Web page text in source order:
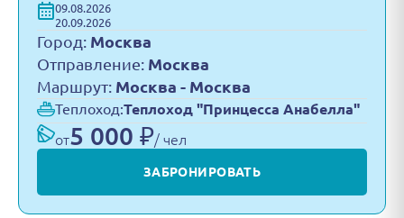
09.08.2026
20.09.2026
Город: Москва
Отправление: Москва
Маршрут: Москва - Москва
Теплоход:Теплоход "Принцесса Анабелла"
от5 000 ₽/ чел
ЗАБРОНИРОВАТЬ